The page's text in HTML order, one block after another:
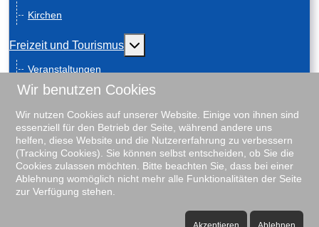
Kirchen
Freizeit und Tourismus Weitere Informationen: Freizeit und
Veranstaltungen
Anreise
Geschichte
Schiebenscheeten
Gästeführungen
Unterkunftsverzeichnis
Wir benutzen Cookies
Wir nutzen Cookies auf unserer Website. Einige von ihnen sind
essenziell für den Betrieb der Seite, während andere uns
helfen, diese Website und die Nutzererfahrung zu verbessern
(Tracking Cookies). Sie können selbst entscheiden, ob Sie die
Cookies zulassen möchten. Bitte beachten Sie, dass bei einer
Ablehnung womöglich nicht mehr alle Funktionalitäten der Seite
zur Verfügung stehen.